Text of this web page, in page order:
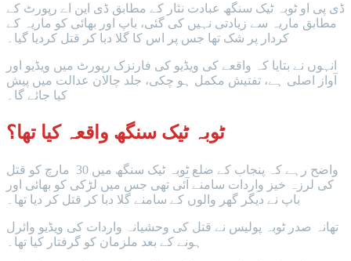
ڈی پی او ٹوبہ ٹیک سنگھ عبادت نثار کے مطابق ڈی این اے رپورٹ کے
مطابق ماریہ سے زیادتی نہیں کی گئی، باپ اور بھائی کو ماریہ کے
کردار پر شک تھا جس پر اس کا گلا دبا کر قتل کردیا گیا۔
انہوں نے بتایا کہ واقعے کی ویڈیو کی فارنزک رپورٹ میں ویڈیو اور
آواز اصلی ہے، تفتیش مکمل ہو چکی، جلد چالان عدالت میں پیش
کیا جائے گا۔
ٹوبہ ٹیک سنگھ واقعہ کیا تھا؟
واضح رہے کہ پنجاب کے ضلع ٹوبہ ٹیک سنگھ میں 30 مارچ کو قتل
کی لرزہ خیز واردات سامنے آئی تھی جس میں لڑکی کو بھائی اور
باپ نے دیگر گھر والوں کے سامنے گلا دبا کر قتل کر دیا تھا۔
تھانہ صدر ٹوبہ پولیس نے قتل کی وحشیانہ واردات کی ویڈیو وائرل
ہونے کے بعد ملزمان کو گرفتار کیا تھا۔